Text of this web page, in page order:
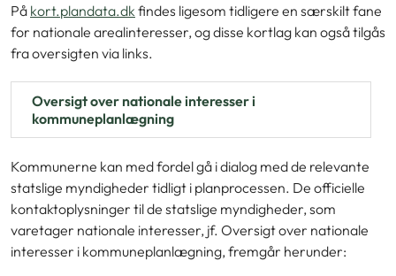
På kort.plandata.dk findes ligesom tidligere en særskilt fane
for nationale arealinteresser, og disse kortlag kan også tilgås
fra oversigten via links.
Oversigt over nationale interesser i
kommuneplanlægning
Kommunerne kan med fordel gå i dialog med de relevante
statslige myndigheder tidligt i planprocessen. De officielle
kontaktoplysninger til de statslige myndigheder, som
varetager nationale interesser, jf. Oversigt over nationale
interesser i kommuneplanlægning, fremgår herunder: